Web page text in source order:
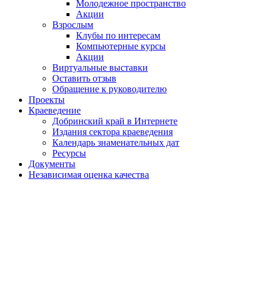
Молодежное пространство
Акции
Взрослым
Клубы по интересам
Компьютерные курсы
Акции
Виртуальные выставки
Оставить отзыв
Обращение к руководителю
Проекты
Краеведение
Добринский край в Интернете
Издания сектора краеведения
Календарь знаменательных дат
Ресурсы
Документы
Независимая оценка качества